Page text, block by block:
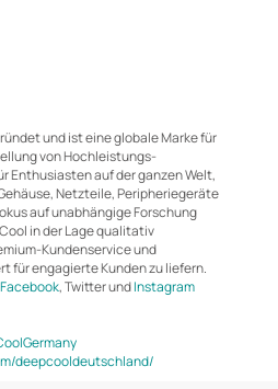
und ist eine globale Marke für
von Hochleistungs-
Enthusiasten auf der ganzen Welt,
Netzteile, Peripheriegeräte
auf unabhängige Forschung
in der Lage qualitativ
Kundenservice und
für engagierte Kunden zu liefern.
Facebook,TwitterundInstagram
deepcooldeutschland/